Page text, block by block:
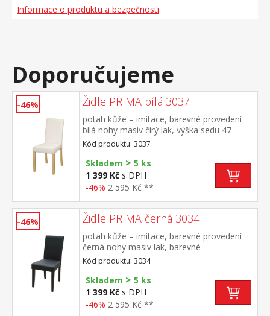
Informace o produktu a bezpečnosti
Doporučujeme
-46% Židle PRIMA bílá 3037
potah kůže – imitace, barevné provedení
bílá nohy masiv čirý lak, výška sedu 47
cm doporučená nosnost do 120 kg
Kód produktu: 3037
Skladem > 5 ks
1 399 Kč s DPH
-46% 2 595 Kč **
-46% Židle PRIMA černá 3034
potah kůže – imitace, barevné provedení
černá nohy masiv lak, barevné
provedení tmavě hnědá výška sedu 47 cm,
doporučená nosnost do 120 kg
Kód produktu: 3034
Skladem > 5 ks
1 399 Kč s DPH
-46% 2 595 Kč **